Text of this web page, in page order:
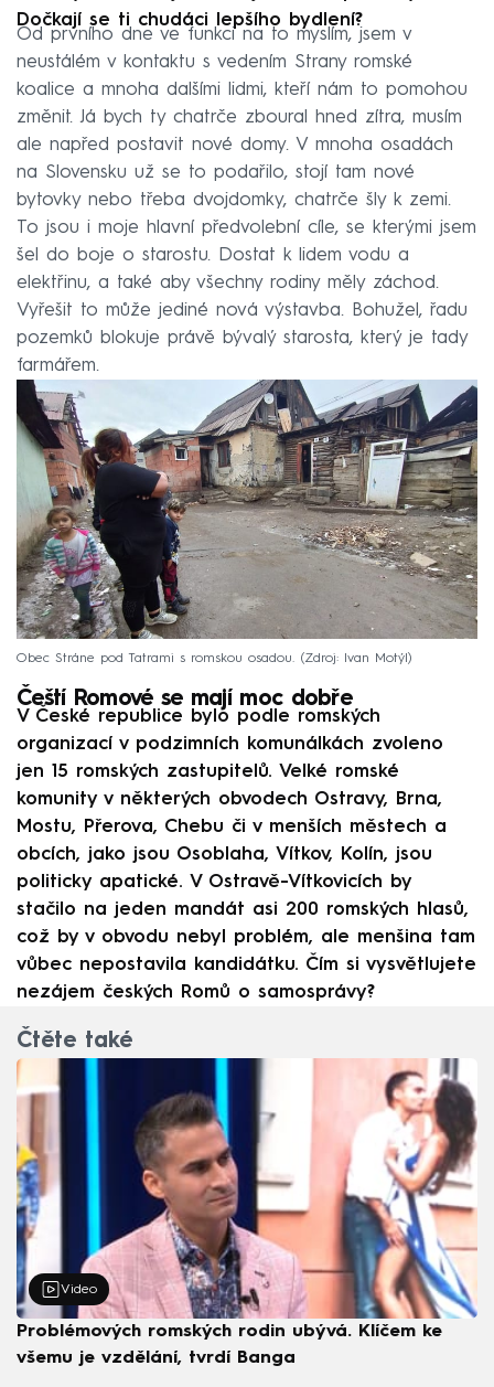
Dočkají se ti chudáci lepšího bydlení?
Od prvního dne ve funkci na to myslím, jsem v
neustálém v kontaktu s vedením Strany romské
koalice a mnoha dalšími lidmi, kteří nám to pomohou
změnit. Já bych ty chatrče zboural hned zítra, musím
ale napřed postavit nové domy. V mnoha osadách
na Slovensku už se to podařilo, stojí tam nové
bytovky nebo třeba dvojdomky, chatrče šly k zemi.
To jsou i moje hlavní předvolební cíle, se kterými jsem
šel do boje o starostu. Dostat k lidem vodu a
elektřinu, a také aby všechny rodiny měly záchod.
Vyřešit to může jediné nová výstavba. Bohužel, řadu
pozemků blokuje právě bývalý starosta, který je tady
farmářem.
Obec Stráne pod Tatrami s romskou osadou. Zdroj: Ivan Motýl
Čeští Romové se mají moc dobře
V České republice bylo podle romských
organizací v podzimních komunálkách zvoleno
jen 15 romských zastupitelů. Velké romské
komunity v některých obvodech Ostravy, Brna,
Mostu, Přerova, Chebu či v menších městech a
obcích, jako jsou Osoblaha, Vítkov, Kolín, jsou
politicky apatické. V Ostravě-Vítkovicích by
stačilo na jeden mandát asi 200 romských hlasů,
což by v obvodu nebyl problém, ale menšina tam
vůbec nepostavila kandidátku. Čím si vysvětlujete
nezájem českých Romů o samosprávy?
Čtěte také
Video
Problémových romských rodin ubývá. Klíčem ke
všemu je vzdělání, tvrdí Banga